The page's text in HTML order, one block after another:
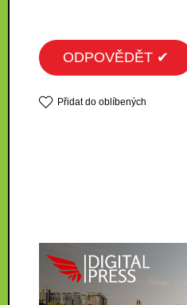
ODPOVĚDĚT ✔
Přidat do oblíbených